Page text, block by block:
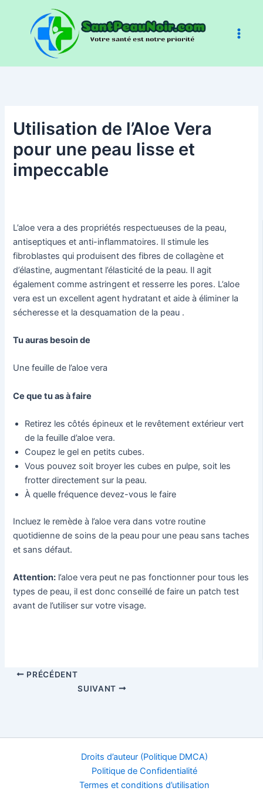
contenu
Utilisation de l’Aloe Vera
pour une peau lisse et
impeccable
L’aloe vera a des propriétés respectueuses de la peau,
antiseptiques et anti-inflammatoires. Il stimule les
fibroblastes qui produisent des fibres de collagène et
d’élastine, augmentant l’élasticité de la peau. Il agit
également comme astringent et resserre les pores. L’aloe
vera est un excellent agent hydratant et aide à éliminer la
sécheresse et la desquamation de la peau .
Tu auras besoin de
Une feuille de l’aloe vera
Ce que tu as à faire
Retirez les côtés épineux et le revêtement extérieur vert
de la feuille d’aloe vera.
Coupez le gel en petits cubes.
Vous pouvez soit broyer les cubes en pulpe, soit les
frotter directement sur la peau.
À quelle fréquence devez-vous le faire
Incluez le remède à l’aloe vera dans votre routine
quotidienne de soins de la peau pour une peau sans taches
et sans défaut.
Attention: l’aloe vera peut ne pas fonctionner pour tous les
types de peau, il est donc conseillé de faire un patch test
avant de l’utiliser sur votre visage.
PRÉCÉDENT
SUIVANT
Droits d’auteur (Politique DMCA)
Politique de Confidentialité
Termes et conditions d’utilisation